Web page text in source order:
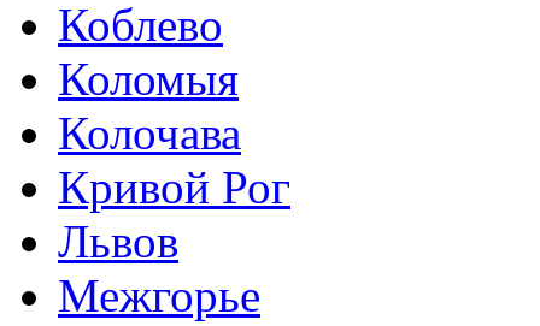
Коблево
Коломыя
Колочава
Кривой Рог
Львов
Межгорье